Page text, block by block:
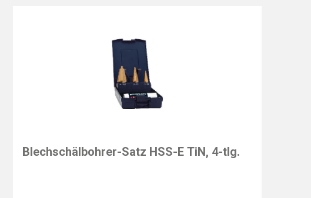
Blechschälbohrer-Satz HSS-E TiN, 4-tlg.